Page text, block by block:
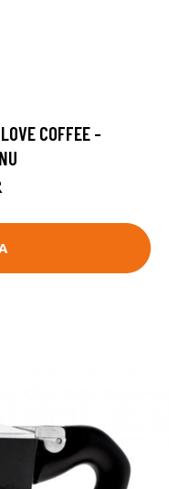
COFFEE -